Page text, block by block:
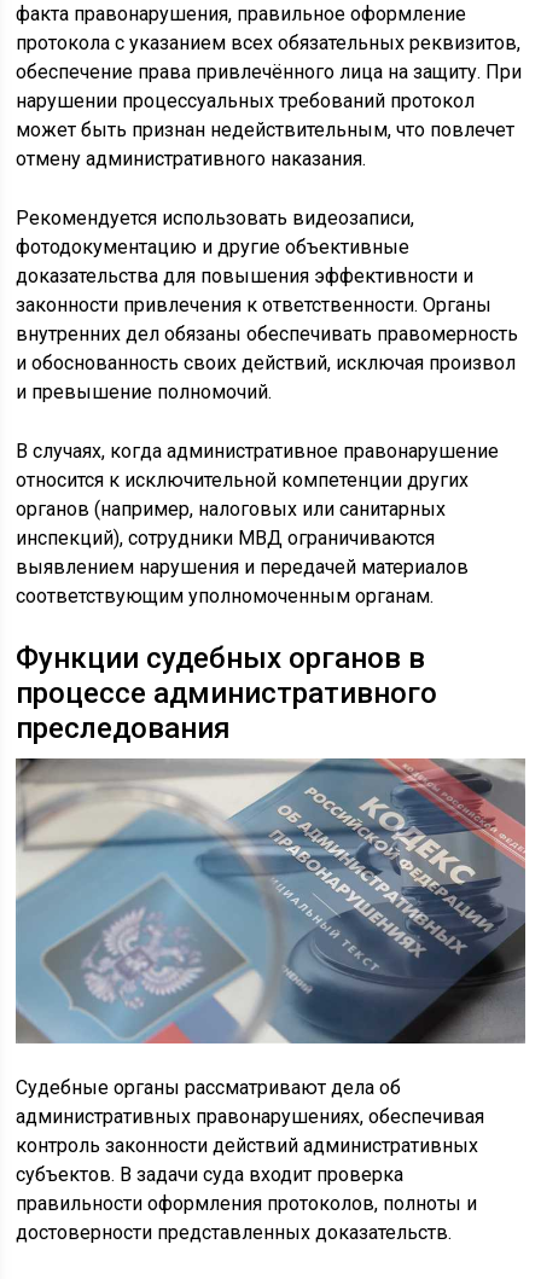
факта правонарушения, правильное оформление
протокола с указанием всех обязательных реквизитов,
обеспечение права привлечённого лица на защиту. При
нарушении процессуальных требований протокол
может быть признан недействительным, что повлечет
отмену административного наказания.
Рекомендуется использовать видеозаписи,
фотодокументацию и другие объективные
доказательства для повышения эффективности и
законности привлечения к ответственности. Органы
внутренних дел обязаны обеспечивать правомерность
и обоснованность своих действий, исключая произвол
и превышение полномочий.
В случаях, когда административное правонарушение
относится к исключительной компетенции других
органов (например, налоговых или санитарных
инспекций), сотрудники МВД ограничиваются
выявлением нарушения и передачей материалов
соответствующим уполномоченным органам.
Функции судебных органов в
процессе административного
преследования
Судебные органы рассматривают дела об
административных правонарушениях, обеспечивая
контроль законности действий административных
субъектов. В задачи суда входит проверка
правильности оформления протоколов, полноты и
достоверности представленных доказательств.